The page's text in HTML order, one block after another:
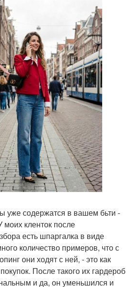
уже содержатся в вашем бьти -
кленток после
есть шпаргалка в виде
количество примеров, что с
они ходят с ней, - это как
После такого их гардероб
и да, он уменьшился и